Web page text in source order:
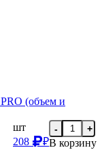
(объем и
шт
208
₽
- +
В корзину